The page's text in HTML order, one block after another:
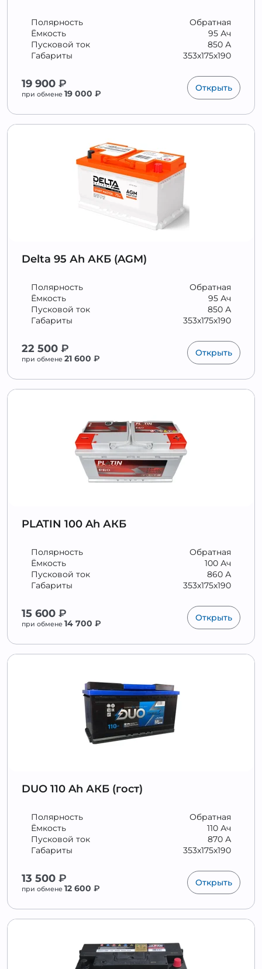
Обратная
Полярность
95 Ач
Ёмкость
850 А
Пусковой ток
353x175x190
Габариты
19 900 ₽
при обмене 19 000 ₽
Открыть
Delta 95 Аh АКБ (AGM)
Обратная
Полярность
95 Ач
Ёмкость
850 А
Пусковой ток
353x175x190
Габариты
22 500 ₽
при обмене 21 600 ₽
Открыть
PLATIN 100 Ah АКБ
Обратная
Полярность
100 Ач
Ёмкость
860 А
Пусковой ток
353x175x190
Габариты
15 600 ₽
при обмене 14 700 ₽
Открыть
DUO 110 Ah АКБ (гост)
Обратная
Полярность
110 Ач
Ёмкость
870 А
Пусковой ток
353x175x190
Габариты
13 500 ₽
при обмене 12 600 ₽
Открыть